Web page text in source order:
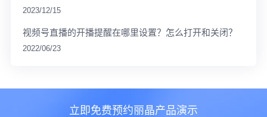
2023/12/15
视频号直播的开播提醒在哪里设置？怎么打开和关闭？
2022/06/23
立即免费预约丽晶产品演示